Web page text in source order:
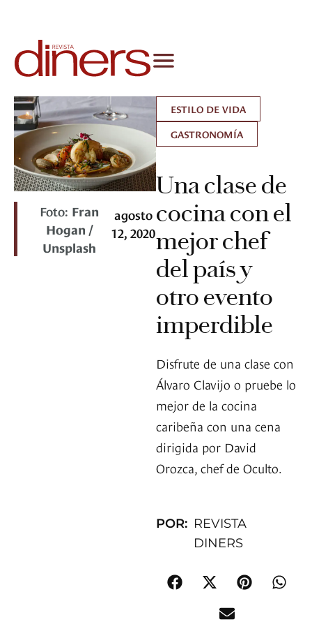
Foto: Fran
Hogan /
Unsplash
agosto
12, 2020
ESTILO DE VIDA
GASTRONOMÍA
Una clase de
cocina con el
mejor chef
del país y
otro evento
imperdible
Disfrute de una clase con
Álvaro Clavijo o pruebe lo
mejor de la cocina
caribeña con una cena
dirigida por David
Orozca, chef de Oculto.
POR: REVISTA
DINERS